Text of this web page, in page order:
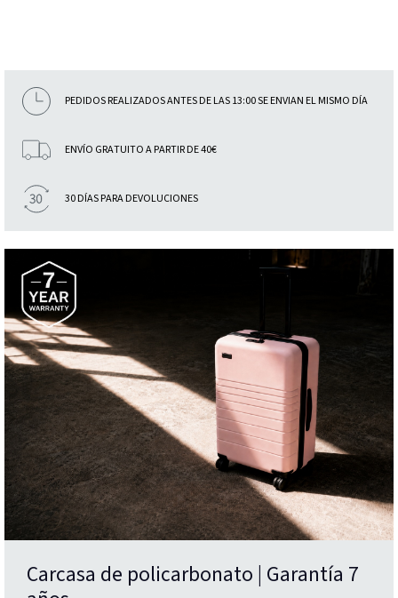
PEDIDOS REALIZADOS ANTES DE LAS 13:00 SE ENVIAN EL MISMO DÍA
ENVÍO GRATUITO A PARTIR DE 40€
30 DÍAS PARA DEVOLUCIONES
Carcasa de policarbonato | Garantía 7